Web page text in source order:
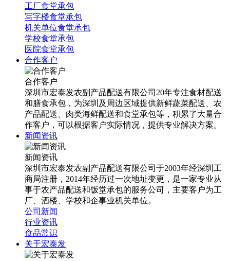
工厂食堂承包
写字楼食堂承包
机关单位食堂承包
学校食堂承包
医院食堂承包
合作客户
合作客户
深圳市宏泰发农副产品配送有限公司20年专注食材配送
和膳食承包，为深圳及周边区域提供新鲜蔬菜配送、农
产品配送、肉类海鲜配送和食堂承包等，积累了大量合
作客户，可以根据客户实际情况，提供专业解决方案。
新闻资讯
新闻资讯
深圳市宏泰发农副产品配送有限公司于2003年经深圳工
商局注册，2014年经历过一次地址变更，是一家专业从
事于农产品配送和饭堂承包的服务公司，主要客户为工
厂、酒楼、学校和企事业机关单位。
公司新闻
行业资讯
食品常识
关于宏泰发